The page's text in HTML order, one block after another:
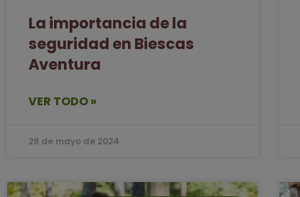
La importancia de la
seguridad en Biescas
Aventura
VER TODO »
28 de mayo de 2024